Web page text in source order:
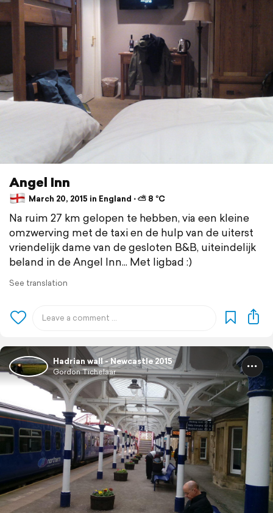
Angel Inn
March 20, 2015 in England ⋅ ⛅ 8 °C
Na ruim 27 km gelopen te hebben, via een kleine
omzwerving met de taxi en de hulp van de uiterst
vriendelijk dame van de gesloten B&B, uiteindelijk
beland in de Angel Inn... Met ligbad :)
See translation
Hadrian wall - Newcastle 2015
Gordon Tichelaar